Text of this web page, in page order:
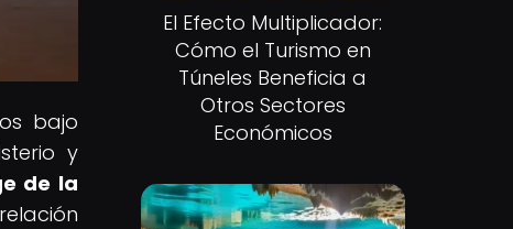
bajo
y
de la
El Efecto Multiplicador:
Cómo el Turismo en
Túneles Beneficia a
Otros Sectores
Económicos